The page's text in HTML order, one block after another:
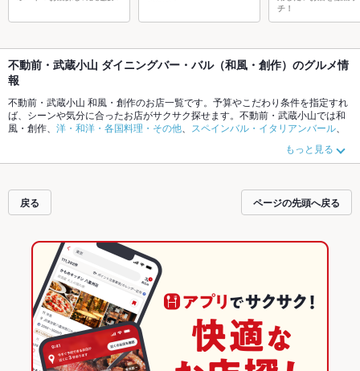
チ！
不動前・武蔵小山 ダイニングバー・バル（和風・創作）のグルメ情
報
不動前・武蔵小山 和風・創作のお店一覧です。予算やこだわり条件を指定すれ
ば、シーンや気分に合ったお店がサクサク探せます。不動前・武蔵小山では和
風・創作、 洋・和洋・各国料理・その他 スペインバル・イタリアンバール
ちろん、こだわりメニューや季節のおすすめ料理など、お店の最新情報をご紹
介しているので安心！24時間使える簡単便利なネット予約が使えるお店も拡大
お得に便利にホットペッパーグルメをご利用ください。
もっと見る
戻る ページの先頭へ戻る